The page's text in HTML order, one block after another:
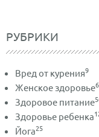
РУБРИКИ
Вред от курения9
Женское здоровье
Здоровое питание
Здоровье ребенка
Йога25